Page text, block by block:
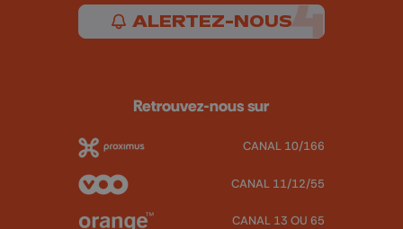
ALERTEZ-NOUS
Retrouvez-nous sur
CANAL 10/166
CANAL 11/12/55
CANAL 13 OU 65